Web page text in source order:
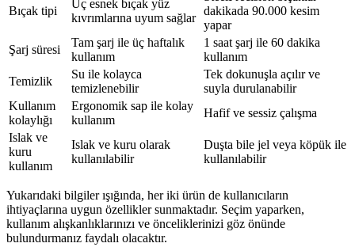
Bıçak tipi
Üç esnek bıçak yüz
kıvrımlarına uyum sağlar
dakikada 90.000 kesim
yapar
Şarj süresi
Tam şarj ile üç haftalık
kullanım
1 saat şarj ile 60 dakika
kullanım
Temizlik
Su ile kolayca
temizlenebilir
Tek dokunuşla açılır ve
suyla durulanabilir
Kullanım
kolaylığı
Ergonomik sap ile kolay
kullanım
Hafif ve sessiz çalışma
Islak ve
kuru
kullanım
Islak ve kuru olarak
kullanılabilir
Duşta bile jel veya köpük ile
kullanılabilir
Yukarıdaki bilgiler ışığında, her iki ürün de kullanıcıların
ihtiyaçlarına uygun özellikler sunmaktadır. Seçim yaparken,
kullanım alışkanlıklarınızı ve önceliklerinizi göz önünde
bulundurmanız faydalı olacaktır.